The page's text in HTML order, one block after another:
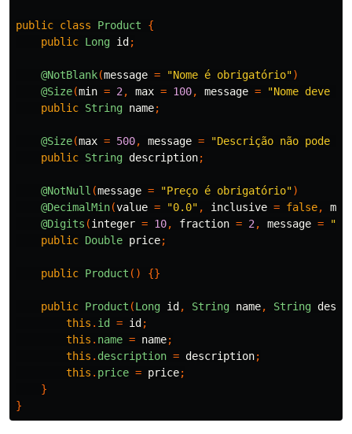
public class Product
{
public Long id ;
@NotBlank(message = "Nome é obrigatório")
@Size(min = 2, max = 100, message =
"Nome deve
public String name;
@Size(max = 500, message =
"Descrição não pode
public String description;
@NotNull (message = "Preço é obrigatório")
@DecimalMin(value = "0.0" , inclusive = false,
@Digits (integer = 10, fraction = 2, message =
public Double price;
public Product () {}
public Product (Long id , String name, String
this . id = id ;
this . name = name;
this . description = description;
this . price = price;
}
}